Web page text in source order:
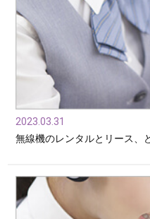
2023.03.31
無線機のレンタルとリース、